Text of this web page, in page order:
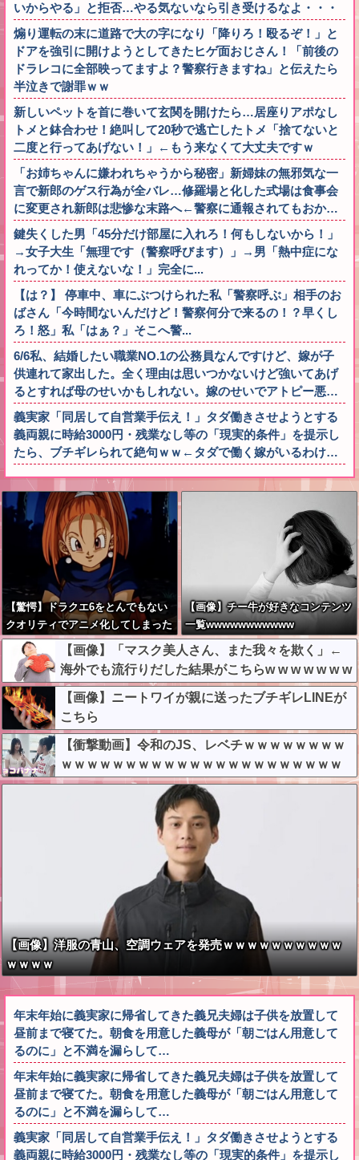
いからやる」と拒否…やる気ないなら引き受けるなよ・・・
煽り運転の末に道路で大の字になり「降りろ！殴るぞ！」と
ドアを強引に開けようとしてきたヒゲ面おじさん！「前後の
ドラレコに全部映ってますよ？警察行きますね」と伝えたら
半泣きで謝罪ｗｗ
新しいペットを首に巻いて玄関を開けたら…居座りアポなし
トメと鉢合わせ！絶叫して20秒で逃亡したトメ「捨てないと
二度と行ってあげない！」←もう来なくて大丈夫ですｗ
「お姉ちゃんに嫌われちゃうから秘密」新婦妹の無邪気な一
言で新郎のゲス行為が全バレ…修羅場と化した式場は食事会
に変更され新郎は悲惨な末路へ←警察に通報されてもおか…
鍵失くした男「45分だけ部屋に入れろ！何もしないから！」
→女子大生「無理です（警察呼びます）」→男「熱中症にな
れってか！使えないな！」完全に...
【は？】 停車中、車にぶつけられた私「警察呼ぶ」相手のお
ばさん「今時間ないんだけど！警察何分で来るの！？早くし
ろ！怒」私「はぁ？」そこへ警...
6/6私、結婚したい職業NO.1の公務員なんですけど、嫁が子
供連れて家出した。全く理由は思いつかないけど強いてあげ
るとすれば母のせいかもしれない。嫁のせいでアトピー悪…
義実家「同居して自営業手伝え！」タダ働きさせようとする
義両親に時給3000円・残業なし等の「現実的条件」を提示し
たら、ブチギレられて絶句ｗｗ←タダで働く嫁がいるわけ…
【驚愕】ドラクエ6をとんでもない
クオリティでアニメ化してしまった
AI動画がこちらｗｗｗｗｗ
【画像】チー牛が好きなコンテンツ
一覧wwwwwwwwwww
【画像】「マスク美人さん、また我々を欺く」←
海外でも流行りだした結果がこちらw w w w w w w
【画像】ニートワイが親に送ったブチギレLINEが
こちら
【衝撃動画】令和のJS、レベチｗｗｗｗｗｗｗｗ
ｗｗｗｗｗｗｗｗｗｗｗｗｗｗｗｗｗｗｗｗｗｗ
【画像】洋服の青山、空調ウェアを発売ｗｗｗｗｗｗｗｗｗｗ
ｗｗｗｗ
年末年始に義実家に帰省してきた義兄夫婦は子供を放置して
昼前まで寝てた。朝食を用意した義母が「朝ごはん用意して
るのに」と不満を漏らして…
年末年始に義実家に帰省してきた義兄夫婦は子供を放置して
昼前まで寝てた。朝食を用意した義母が「朝ごはん用意して
るのに」と不満を漏らして…
義実家「同居して自営業手伝え！」タダ働きさせようとする
義両親に時給3000円・残業なし等の「現実的条件」を提示し